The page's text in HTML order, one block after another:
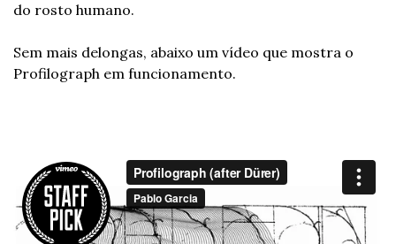
do rosto humano.
Sem mais delongas, abaixo um vídeo que mostra o
Profilograph em funcionamento.